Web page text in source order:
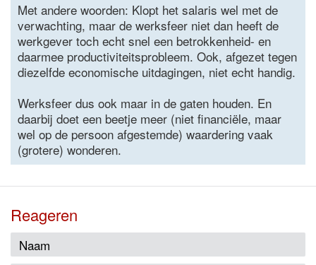
Met andere woorden: Klopt het salaris wel met de
verwachting, maar de werksfeer niet dan heeft de
werkgever toch echt snel een betrokkenheid- en
daarmee productiviteitsprobleem. Ook, afgezet tegen
diezelfde economische uitdagingen, niet echt handig.
Werksfeer dus ook maar in de gaten houden. En
daarbij doet een beetje meer (niet financiële, maar
wel op de persoon afgestemde) waardering vaak
(grotere) wonderen.
Reageren